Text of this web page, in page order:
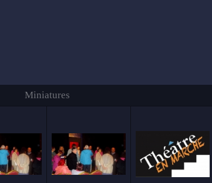
Miniatures